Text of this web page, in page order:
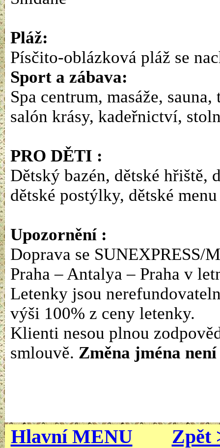
Pláž:
Písčito-oblázková pláž se
Sport a zábava:
Spa centrum, masáže,
salón krásy, kadeřnictví,
PRO DĚTI :
Dětský bazén, dětské hřiště,
dětské postýlky, dětské
Upozornění :
Doprava se
Praha – Antalya – Praha v
Letenky jsou
výši 100% z ceny letenky.
Klienti nesou plnou
smlouvě. Změna jména
Hlavní MENU
Zpět